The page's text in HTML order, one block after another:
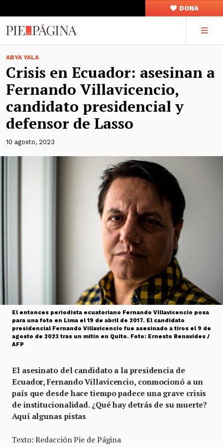
DONA
ABYA YALA
Crisis en Ecuador: asesinan a
Fernando Villavicencio,
candidato presidencial y
defensor de Lasso
10 agosto, 2023
El entonces periodista ecuatoriano Fernando Villavicencio posa
para una foto en Lima el 19 de abril de 2017. El candidato
presidencial Fernando Villavicencio fue asesinado a tiros el 9 de
agosto de 2023 tras un mitin en Quito. Foto: Ernesto Benavides /
AFP
El asesinato del candidato a la presidencia de
Ecuador, Fernando Villavicencio, conmocionó a un
país que desde hace tiempo padece una grave crisis
de institucionalidad. ¿Qué hay detrás de su muerte?
Aquí algunas pistas
Texto: Redacción Pie de Página